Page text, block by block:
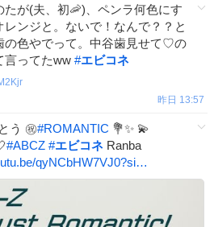
たが(夫、初🦐)、ペンラ何色にす
レンジと。ないで！なんで？？と
の色やでって。中谷歯見せて♡の
言ってたww #エビコネ
昨日 13:57
う ㊗️#ROMANTIC 💐✨️ 💫
#ABCZ #エビコネ Ranba
qyNCbHW7VJ0?si…